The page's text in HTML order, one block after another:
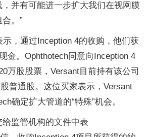
并有可能进一步扩大我们在视网膜
。”
示，通过Inception 4的收购，他们获
金。Ophthotech同意向Inception 4
万股股票，Versant目前持有该公司
普通股。这位买家表示，Versant
确定扩大管道的“特殊”机会。
监管机构的文件中表